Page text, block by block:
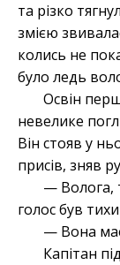
та різко
змією
колись не
було ледь
Освін
невелике
Він стояв у
присів, зняв
— Волога,
голос був
— Вона
Капітан